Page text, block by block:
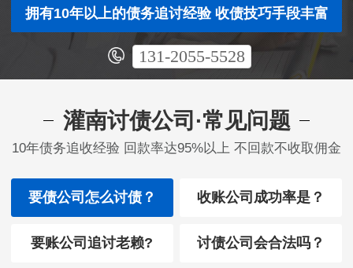
拥有10年以上的债务追讨经验 收债技巧手段丰富
131-2055-5528
灌南讨债公司·常见问题
10年债务追收经验 回款率达95%以上 不回款不收取佣金
要债公司怎么讨债？ 收账公司成功率是？
要账公司追讨老赖? 讨债公司会合法吗？